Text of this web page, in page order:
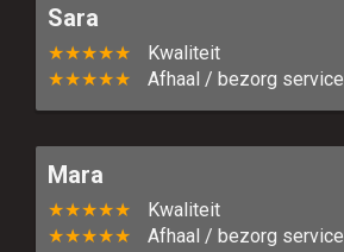
Sara
★★★★★
Kwaliteit
★★★★★
Afhaal / bezorg service
Mara
★★★★★
Kwaliteit
★★★★★
Afhaal / bezorg service